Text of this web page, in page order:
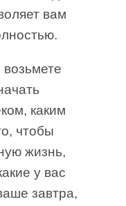
вам
каким
чтобы
жизнь,
у вас
завтра,